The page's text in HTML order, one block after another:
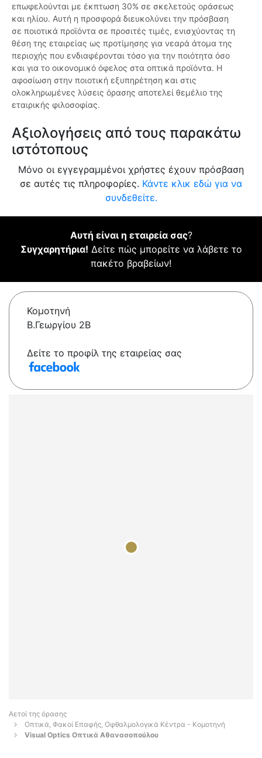
επωφελούνται με έκπτωση 30% σε σκελετούς οράσεως
και ηλίου. Αυτή η προσφορά διευκολύνει την πρόσβαση
σε ποιοτικά προϊόντα σε προσιτές τιμές, ενισχύοντας τη
θέση της εταιρείας ως προτίμησης για νεαρά άτομα της
περιοχής που ενδιαφέρονται τόσο για την ποιότητα όσο
και για το οικονομικό όφελος στα οπτικά προϊόντα. Η
αφοσίωση στην ποιοτική εξυπηρέτηση και στις
ολοκληρωμένες λύσεις όρασης αποτελεί θεμέλιο της
εταιρικής φιλοσοφίας.
Αξιολογήσεις από τους παρακάτω
ιστότοπους
Μόνο οι εγγεγραμμένοι χρήστες έχουν πρόσβαση
σε αυτές τις πληροφορίες. Κάντε κλικ εδώ για να
συνδεθείτε.
Αυτή είναι η εταιρεία σας?
Συγχαρητήρια! Δείτε πώς μπορείτε να λάβετε το
πακέτο βραβείων!
Κομοτηνή
Β.Γεωργίου 2Β
Δείτε το προφίλ της εταιρείας σας
Αετοί της όρασης
Οπτικά, Φακοί Επαφής, Οφθαλμολογικά Κέντρα - Κομοτηνή
Visual Optics Οπτικά Αθανασοπούλου